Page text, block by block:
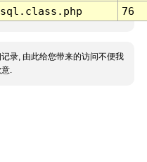
76
录, 由此给您带来的访问不便我
.